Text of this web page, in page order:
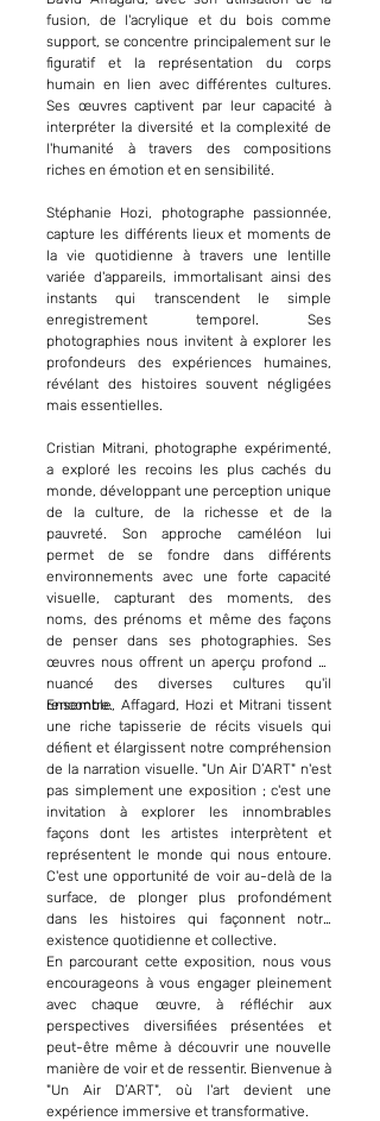
fusion, de l'acrylique et du bois comme
support, se concentre principalement sur le
figuratif et la représentation du corps
humain en lien avec différentes cultures.
Ses œuvres captivent par leur capacité à
interpréter la diversité et la complexité de
l'humanité à travers des compositions
riches en émotion et en sensibilité.
Stéphanie Hozi, photographe passionnée,
capture les différents lieux et moments de
la vie quotidienne à travers une lentille
variée d'appareils, immortalisant ainsi des
instants qui transcendent le simple
enregistrement temporel. Ses
photographies nous invitent à explorer les
profondeurs des expériences humaines,
révélant des histoires souvent négligées
mais essentielles.
Cristian Mitrani, photographe expérimenté,
a exploré les recoins les plus cachés du
monde, développant une perception unique
de la culture, de la richesse et de la
pauvreté. Son approche caméléon lui
permet de se fondre dans différents
environnements avec une forte capacité
visuelle, capturant des moments, des
noms, des prénoms et même des façons
de penser dans ses photographies. Ses
œuvres nous offrent un aperçu profond et
nuancé des diverses cultures qu'il
rencontre.
Ensemble, Affagard, Hozi et Mitrani tissent
une riche tapisserie de récits visuels qui
défient et élargissent notre compréhension
de la narration visuelle. "Un Air D’ART" n'est
pas simplement une exposition ; c'est une
invitation à explorer les innombrables
façons dont les artistes interprètent et
représentent le monde qui nous entoure.
C'est une opportunité de voir au-delà de la
surface, de plonger plus profondément
dans les histoires qui façonnent notre
existence quotidienne et collective.
En parcourant cette exposition, nous vous
encourageons à vous engager pleinement
avec chaque œuvre, à réfléchir aux
perspectives diversifiées présentées et
peut-être même à découvrir une nouvelle
manière de voir et de ressentir. Bienvenue à
"Un Air D’ART", où l'art devient une
expérience immersive et transformative.